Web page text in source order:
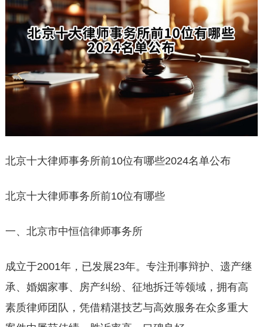
北京十大律师事务所前10位有哪些2024名单公布
北京十大律师事务所前10位有哪些
一、北京市中恒信律师事务所
成立于2001年，已发展23年。专注刑事辩护、遗产继
承、婚姻家事、房产纠纷、征地拆迁等领域，拥有高
素质律师团队，凭借精湛技艺与高效服务在众多重大